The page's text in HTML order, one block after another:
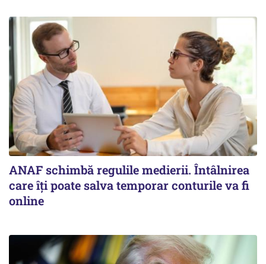
ANAF schimbă regulile medierii. Întâlnirea
care îți poate salva temporar conturile va fi
online